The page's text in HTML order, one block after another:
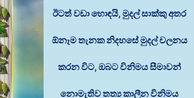
ඊටත් වඩා හොඳයි, මුදල් සාක්කු අතර
ඕනෑම තැනක නිදහසේ මුදල් චලනය
කරන විට, ඔබට විනිමය සීමාවන්
නොමැතිව තත්‍ය කාලීන විනිමය